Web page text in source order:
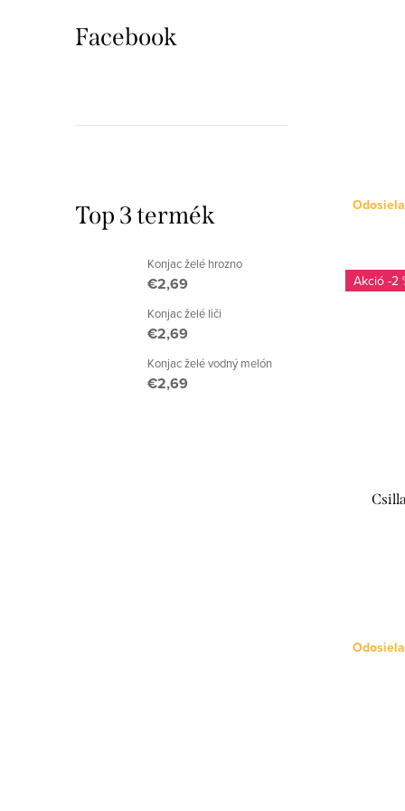
Facebook
Top 3 termék
Konjac želé hrozno
€2,69
Konjac želé liči
€2,69
Konjac želé vodný melón
€2,69
-2